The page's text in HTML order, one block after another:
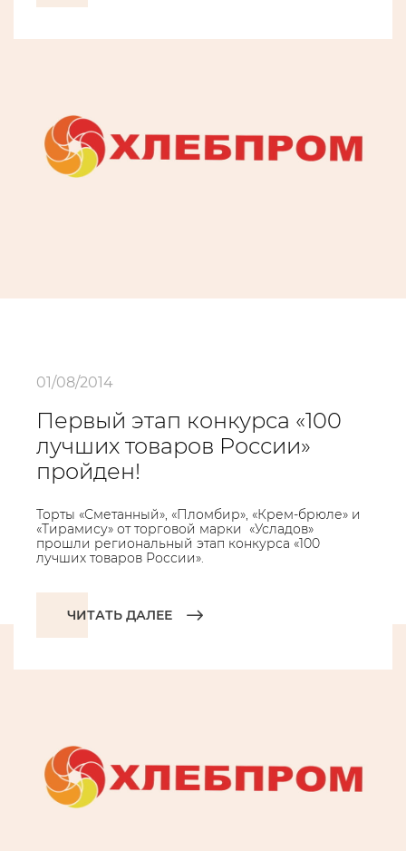
01/08/2014
Первый этап конкурса «100
лучших товаров России»
пройден!
Торты «Сметанный», «Пломбир», «Крем-брюле» и
«Тирамису» от торговой марки «Усладов»
прошли региональный этап конкурса «100
лучших товаров России».
ЧИТАТЬ ДАЛЕЕ